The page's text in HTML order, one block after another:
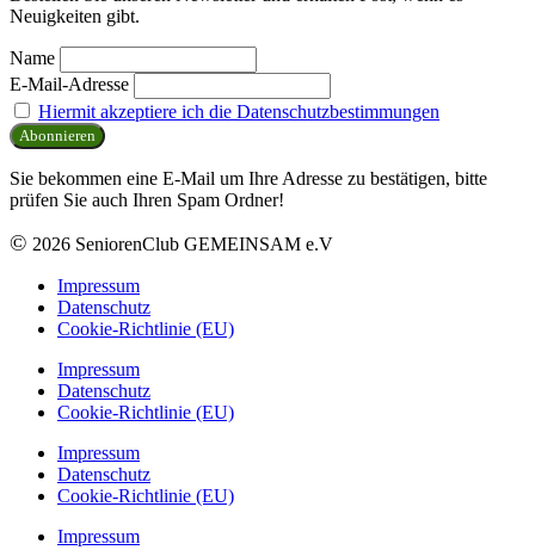
Neuigkeiten gibt.
Name
E-Mail-Adresse
Hiermit akzeptiere ich die Datenschutzbestimmungen
Sie bekommen eine E-Mail um Ihre Adresse zu bestätigen, bitte
prüfen Sie auch Ihren Spam Ordner!
© 2026 SeniorenClub GEMEINSAM e.V
Impressum
Datenschutz
Cookie-Richtlinie (EU)
Impressum
Datenschutz
Cookie-Richtlinie (EU)
Impressum
Datenschutz
Cookie-Richtlinie (EU)
Impressum